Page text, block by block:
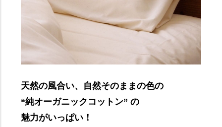
天然の風合い、自然そのままの色の
“純オーガニックコットン” の
魅力がいっぱい！